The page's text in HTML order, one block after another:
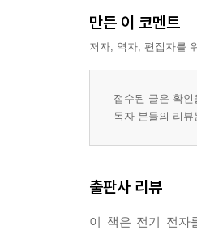
1 아날로그와 디지
1.1 아날로그 출력
1.2 디지털 출력 함
2 PWM을 사용한
2.1 PWM(펄스 폭
2.4 PWM 제어로 압
3.1 디지털 출력을
만든 이 코멘트
저자, 역자, 편집자를
접수된 글은 확
독자 분들의 리
출판사 리뷰
이 책은 전기 전자